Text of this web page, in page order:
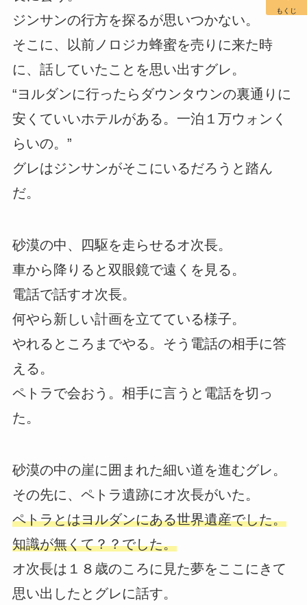
ジンサンの行方を探るが思いつかない。
そこに、以前ノロジカ蜂蜜を売りに来た時
に、話していたことを思い出すグレ。
“ヨルダンに行ったらダウンタウンの裏通りに
安くていいホテルがある。一泊１万ウォンく
らいの。”
グレはジンサンがそこにいるだろうと踏ん
だ。
砂漠の中、四駆を走らせるオ次長。
車から降りると双眼鏡で遠くを見る。
電話で話すオ次長。
何やら新しい計画を立てている様子。
やれるところまでやる。そう電話の相手に答
える。
ペトラで会おう。相手に言うと電話を切っ
た。
砂漠の中の崖に囲まれた細い道を進むグレ。
その先に、ペトラ遺跡にオ次長がいた。
ペトラとはヨルダンにある世界遺産でした。
知識が無くて？？でした。
オ次長は１８歳のころに見た夢をここにきて
思い出したとグレに話す。
もくじ